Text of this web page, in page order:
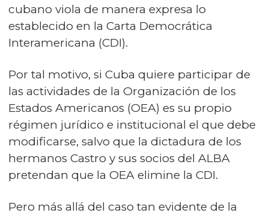
cubano viola de manera expresa lo
establecido en la Carta Democrática
Interamericana (CDI).
Por tal motivo, si Cuba quiere participar de
las actividades de la Organización de los
Estados Americanos (OEA) es su propio
régimen jurídico e institucional el que debe
modificarse, salvo que la dictadura de los
hermanos Castro y sus socios del ALBA
pretendan que la OEA elimine la CDI.
Pero más allá del caso tan evidente de la